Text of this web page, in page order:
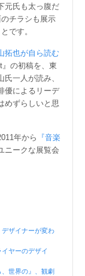
元氏も太っ腹だ
チラシも展示
です。
拓也が自ら読む
の初稿を、東
一人が読み、
優によるリーデ
めずらしいと思
年から
『音楽
ニークな展覧会
ザイナーが変わ
ヤーのデザイ
世界の』、観劇